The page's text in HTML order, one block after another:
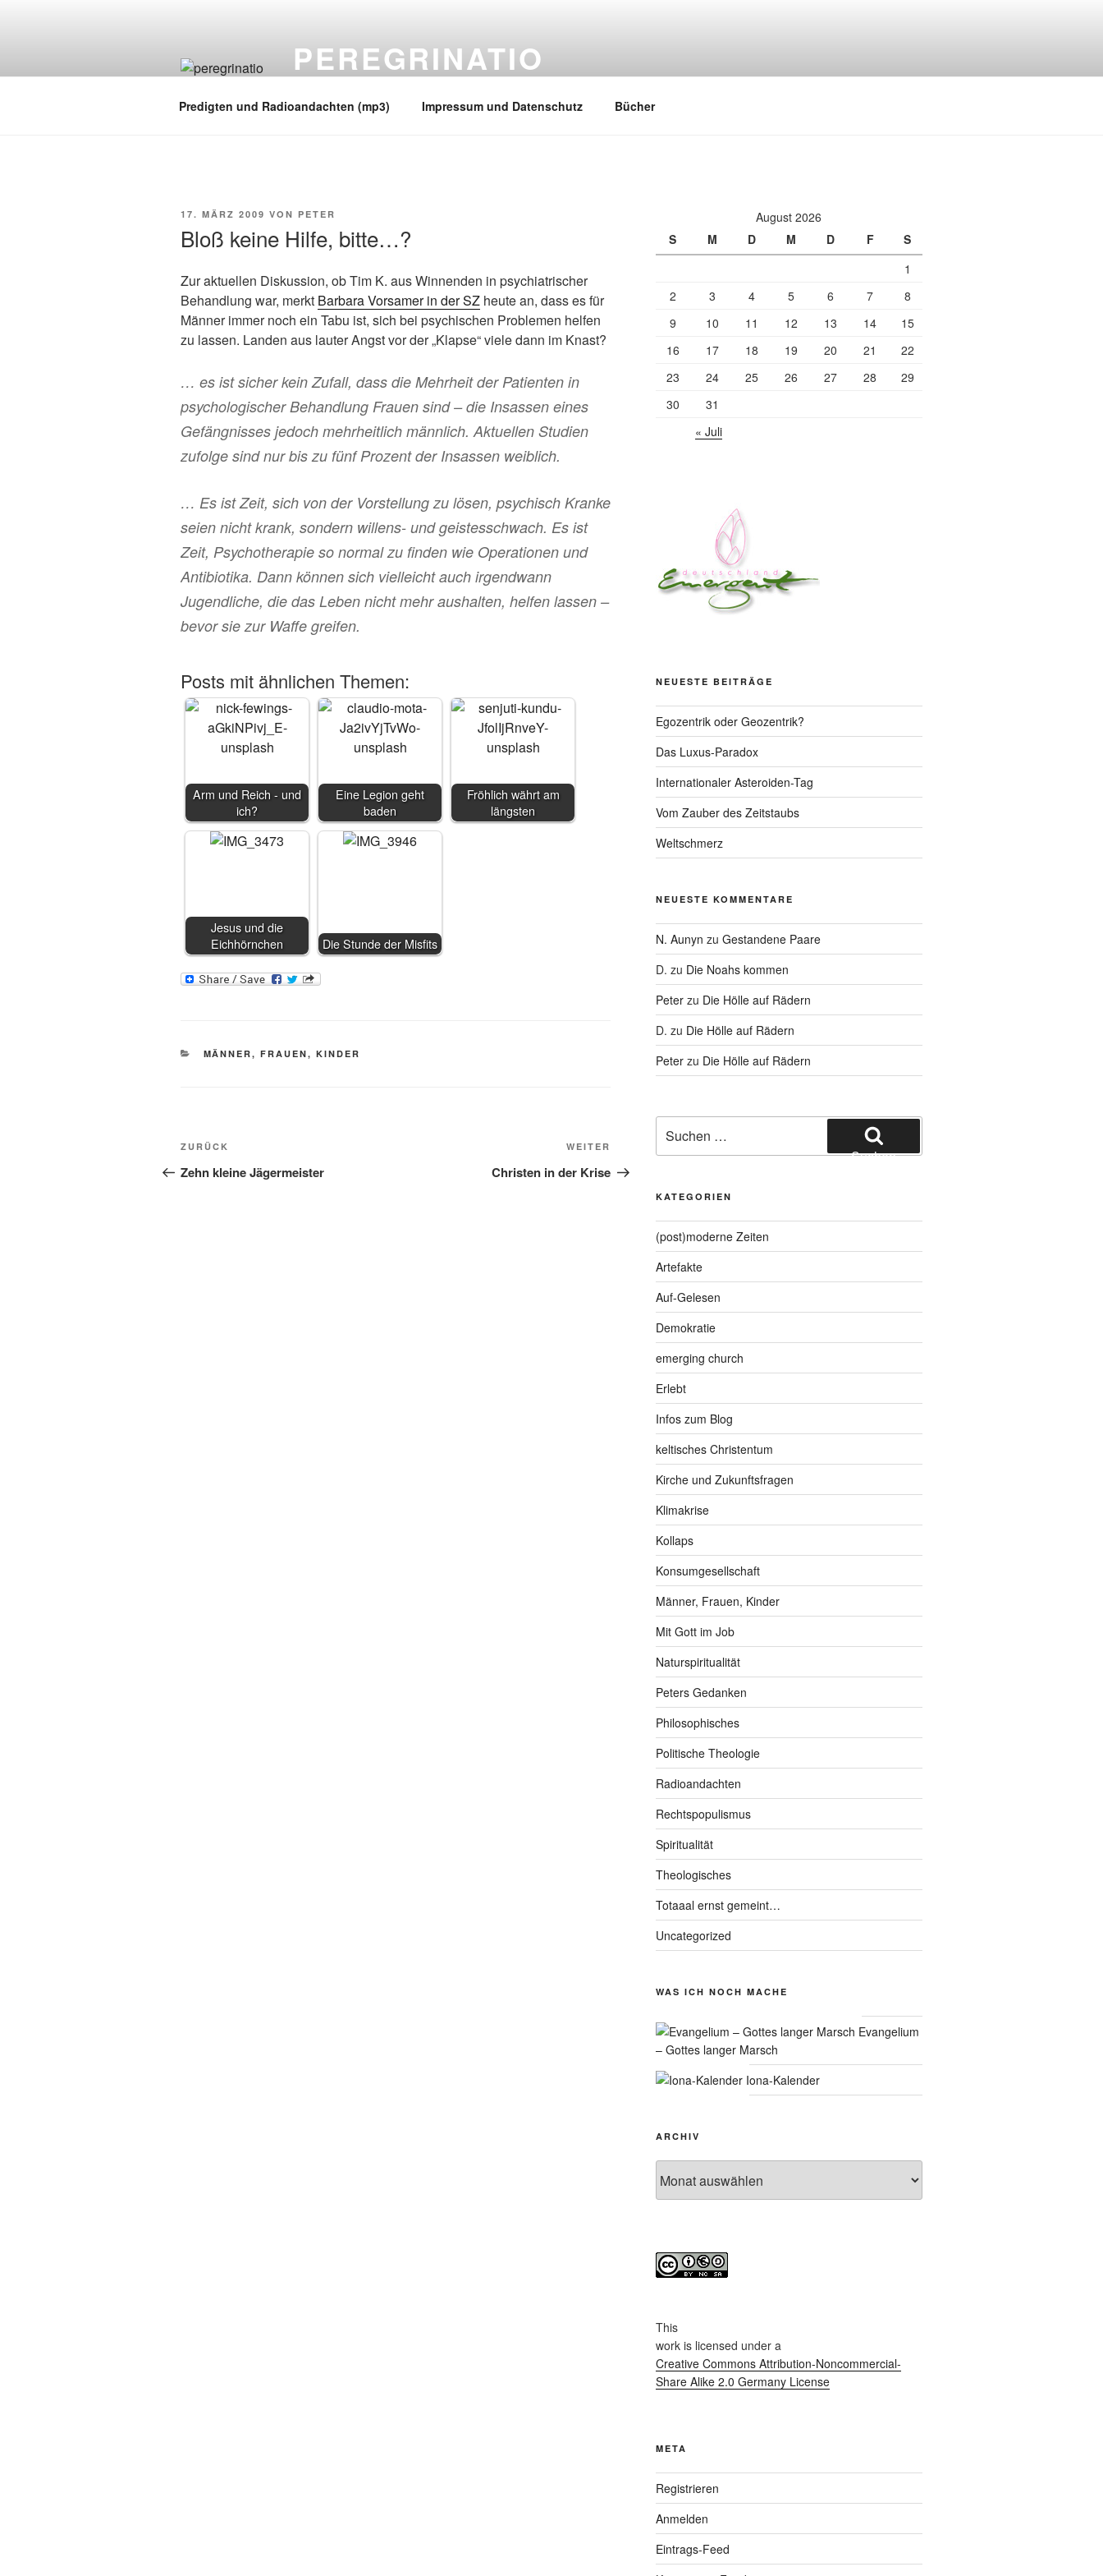
PEREGRINATIO
Predigten und Radioandachten (mp3) Impressum und Datenschutz Bücher
VERÖFFENTLICHT
17. MÄRZ 2009 VON PETER
Bloß keine Hilfe, bitte…?
Zur aktuellen Diskussion, ob Tim K. aus Winnenden in psychiatrischer
Behandlung war, merkt Barbara Vorsamer in der SZ heute an, dass es für
Männer immer noch ein Tabu ist, sich bei psychischen Problemen helfen
zu lassen. Landen aus lauter Angst vor der „Klapse“ viele dann im Knast?
… es ist sicher kein Zufall, dass die Mehrheit der Patienten in
psychologischer Behandlung Frauen sind – die Insassen eines
Gefängnisses jedoch mehrheitlich männlich. Aktuellen Studien
zufolge sind nur bis zu fünf Prozent der Insassen weiblich.
… Es ist Zeit, sich von der Vorstellung zu lösen, psychisch Kranke
seien nicht krank, sondern willens- und geistesschwach. Es ist
Zeit, Psychotherapie so normal zu finden wie Operationen und
Antibiotika. Dann können sich vielleicht auch irgendwann
Jugendliche, die das Leben nicht mehr aushalten, helfen lassen –
bevor sie zur Waffe greifen.
Posts mit ähnlichen Themen:
Arm und Reich - und
ich?
Eine Legion geht
baden
Fröhlich währt am
längsten
Jesus und die
Eichhörnchen
Die Stunde der Misfits
KATEGORIEN
MÄNNER, FRAUEN, KINDER
Beitragsnavigation
Vorheriger
Beitrag
ZURÜCK
Zehn kleine Jägermeister
Beitrag
WEITER
Christen in der Krise
August 2026
S
M D M D F
S
1
2
3 4 5 6 7
8
9
10 11 12 13 14
15
16
17 18 19 20 21
22
23
24 25 26 27 28
29
30
31
« Juli
NEUESTE BEITRÄGE
Egozentrik oder Geozentrik?
Das Luxus-Paradox
Internationaler Asteroiden-Tag
Vom Zauber des Zeitstaubs
Weltschmerz
NEUESTE KOMMENTARE
N. Aunyn zu Gestandene Paare
D. zu Die Noahs kommen
Peterzu Die Hölle auf Rädern
D. zu Die Hölle auf Rädern
Peterzu Die Hölle auf Rädern
nach:
Suchen
KATEGORIEN
(post)moderne Zeiten
Artefakte
Auf-Gelesen
Demokratie
emerging church
Erlebt
Infos zum Blog
keltisches Christentum
Kirche und Zukunftsfragen
Klimakrise
Kollaps
Konsumgesellschaft
Männer, Frauen, Kinder
Mit Gott im Job
Naturspiritualität
Peters Gedanken
Philosophisches
Politische Theologie
Radioandachten
Rechtspopulismus
Spiritualität
Theologisches
Totaaal ernst gemeint…
Uncategorized
WAS ICH NOCH MACHE
Evangelium
– Gottes langer Marsch
Iona-Kalender
ARCHIV
This
workis licensed under a
Creative Commons Attribution-Noncommercial-
Share Alike 2.0 Germany License
META
Registrieren
Anmelden
Eintrags-Feed